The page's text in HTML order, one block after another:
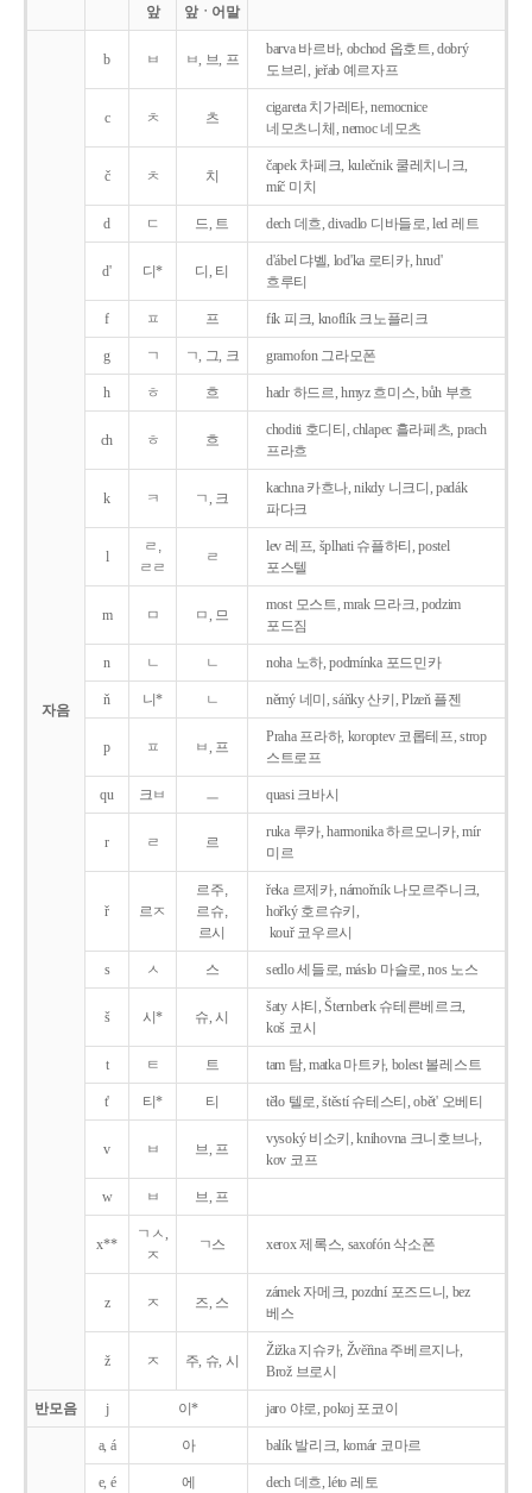
앞
앞ㆍ어말
자음
b ㅂ ㅂ, 브, 프
barva 바르바, obchod 옵호트, dobrý
도브리, jeřab 예르자프
c ㅊ 츠
cigareta 치가레타, nemocnice
네모츠니체, nemoc 네모츠
č ㅊ 치
čapek 차페크, kulečnik 쿨레치니크,
míč 미치
d ㄷ 드, 트 dech 데흐, divadlo 디바들로, led 레트
d' 디* 디, 티
d'ábel 댜벨, lod'ka 로티카, hrud'
흐루티
f ㅍ 프 fík 피크, knoflík 크노플리크
g ㄱ ㄱ, 그, 크 gramofon 그라모폰
h ㅎ 흐 hadr 하드르, hmyz 흐미스, bůh 부흐
ch ㅎ 흐
choditi 호디티, chlapec 흘라페츠, prach
프라흐
k ㅋ ㄱ, 크
kachna 카흐나, nikdy 니크디, padák
파다크
l
ㄹ,
ㄹㄹ
ㄹ
lev 레프, šplhati 슈플하티, postel
포스텔
m ㅁ ㅁ, 므
most 모스트, mrak 므라크, podzim
포드짐
n ㄴ ㄴ noha 노하, podmínka 포드민카
ň 니* ㄴ němý 네미, sáňky 산키, Plzeň 플젠
p ㅍ ㅂ, 프
Praha 프라하, koroptev 코롭테프, strop
스트로프
qu 크ㅂ ㅡ quasi 크바시
r ㄹ 르
ruka 루카, harmonika 하르모니카, mír
미르
ř 르ㅈ
르주,
르슈,
르시
řeka 르제카, námořník 나모르주니크,
hořký 호르슈키,
kouř 코우르시
s ㅅ 스 sedlo 세들로, máslo 마슬로, nos 노스
š 시* 슈, 시
šaty 샤티, Šternberk 슈테른베르크,
koš 코시
t ㅌ 트 tam 탐, matka 마트카, bolest 볼레스트
t' 티* 티 tělo 텔로, štěstí 슈테스티, obět' 오베티
v ㅂ 브, 프
vysoký 비소키, knihovna 크니호브나,
kov 코프
w ㅂ 브, 프
x**
ㄱㅅ,
ㅈ
ㄱ스 xerox 제록스, saxofón 삭소폰
z ㅈ 즈, 스
zámek 자메크, pozdní 포즈드니, bez
베스
ž ㅈ 주, 슈, 시
Žižka 지슈카, Žvěřina 주베르지나,
Brož 브로시
반모음 j 이* jaro 야로, pokoj 포코이
a, á 아 balík 발리크, komár 코마르
e, é 에 dech 데흐, léto 레토